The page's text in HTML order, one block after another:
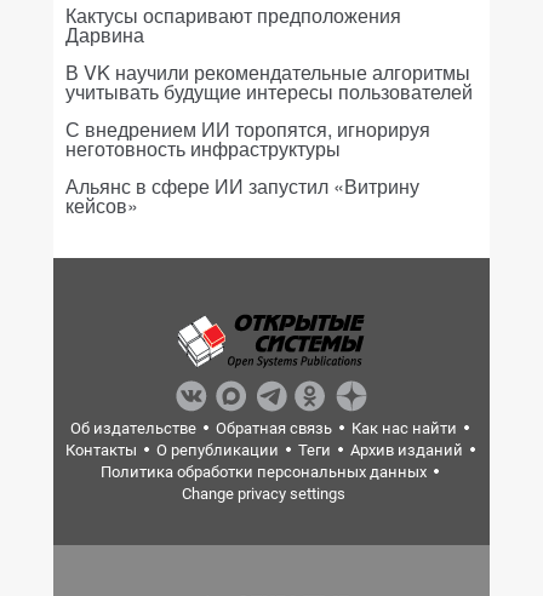
Кактусы оспаривают предположения
Дарвина
В VK научили рекомендательные алгоритмы
учитывать будущие интересы пользователей
С внедрением ИИ торопятся, игнорируя
неготовность инфраструктуры
Альянс в сфере ИИ запустил «Витрину
кейсов»
Об издательстве Обратная связь
Как нас найти
Контакты
О републикации Теги
Архив изданий
Политика обработки персональных данных
Change privacy settings